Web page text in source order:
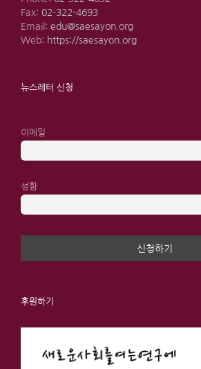
Fax: 02-322-4693
Email: edu@saesayon.org
Web: https://saesayon.org
뉴스레터 신청
이메일
성함
후원하기